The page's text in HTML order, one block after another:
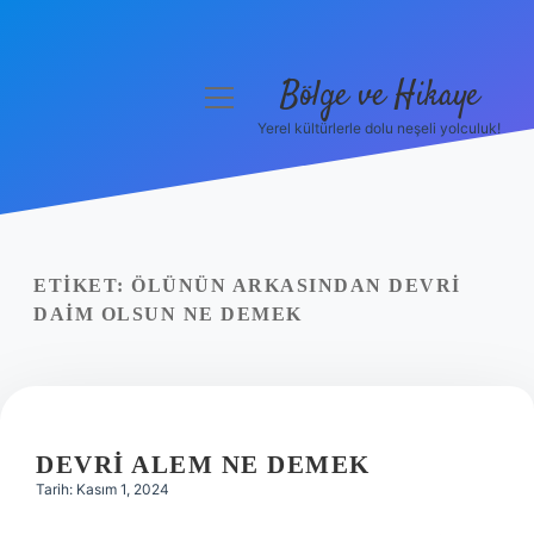
Yasal Uyarı
menüyü
Bölge ve Hikaye
Yerel kültürlerle dolu neşeli yolculuk!
ETIKET: ÖLÜNÜN ARKASINDAN DEVRI
DAIM OLSUN NE DEMEK
DEVRI ALEM NE DEMEK
Tarih: Kasım 1, 2024